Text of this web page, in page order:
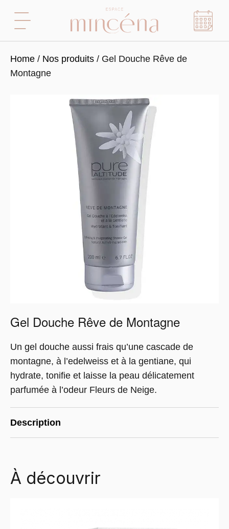
Home / Nos produits / Gel Douche Rêve de
Montagne
Gel Douche Rêve de Montagne
Un gel douche aussi frais qu’une cascade de
montagne, à l’edelweiss et à la gentiane, qui
hydrate, tonifie et laisse la peau délicatement
parfumée à l’odeur Fleurs de Neige.
Description
À découvrir